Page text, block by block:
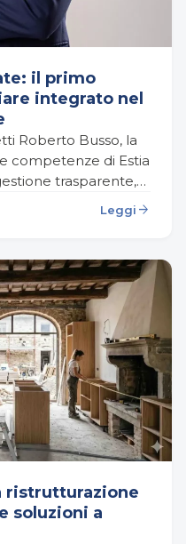
il primo
integrato nel
Roberto Busso, la
competenze di Estia
trasparente,
immobiliare…
Leggi arrow_forward
ristrutturazione
soluzioni a